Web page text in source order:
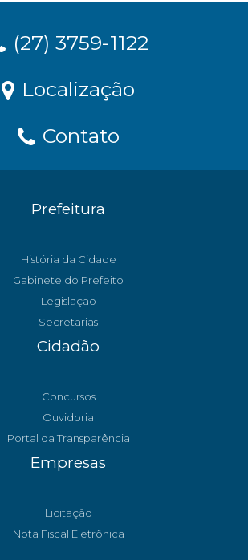
(27) 3759-1122
Localização
Contato
Prefeitura
História da Cidade
Gabinete do Prefeito
Legislação
Secretarias
Cidadão
Concursos
Ouvidoria
Portal da Transparência
Empresas
Licitação
Nota Fiscal Eletrônica